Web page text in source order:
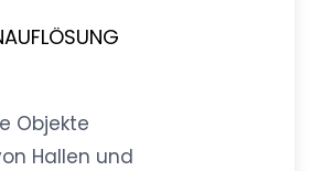
Objekte
Hallen und